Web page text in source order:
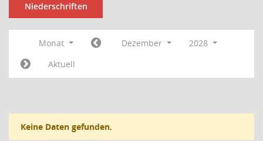
Niederschriften
Monat Dezember
2028
Aktuell
Keine Daten gefunden.